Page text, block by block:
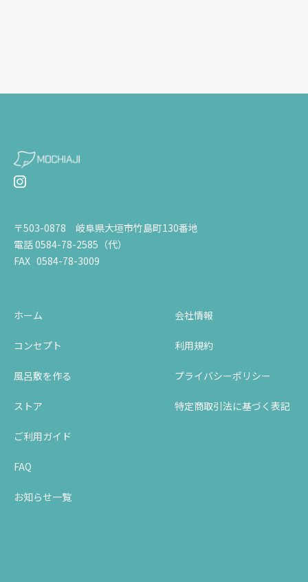
〒503-0878 岐阜県大垣市竹島町130番地
電話 0584-78-2585（代）
FAX 0584-78-3009
ホーム
コンセプト
風呂敷を作る
ストア
ご利用ガイド
FAQ
お知らせ一覧
会社情報
利用規約
プライバシーポリシー
特定商取引法に基づく表記